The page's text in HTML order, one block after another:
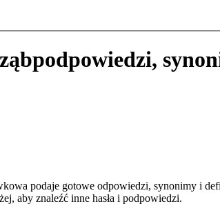
podpowiedzi,
podaje gotowe odpowiedzi, synonimy i
aby znaleźć inne hasła i podpowiedzi.